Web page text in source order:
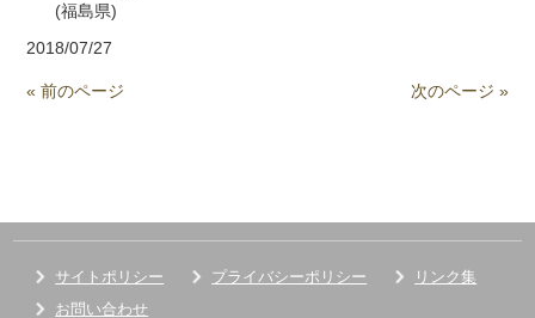
(福島県)
2018/07/27
« 前のページ 次のページ »
サイトポリシー プライバシーポリシー
リンク集
お問い合わせ